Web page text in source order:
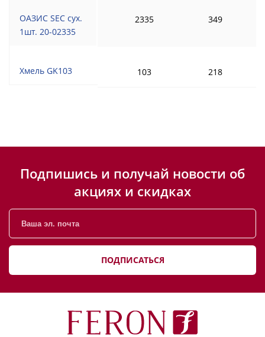
ОАЗИС SEC сух.
1шт. 20-02335
Хмель GK103
2335 349
103 218
Подпишись и получай новости об
акциях и скидках
ПОДПИСАТЬСЯ